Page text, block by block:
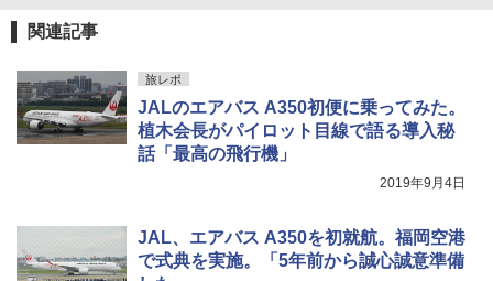
新しい日本地理 地図・統計・移動から読み
解く (講談社現代新書)
￥1,540
ュ(BC仕様) PATC-150B(EB)
￥8,991
Coleman(コールマン) ツーリングドーム/LD
収納 コンパクト 簡単設営 カンガルーテント
ソロキャンプ ソロテント
き
￥6,459
ポインターライト 強力 小型 緑色/赤色/青紫色
可能 安全ロック付き 高安全性 金属製耐久 コ
ンパクト多機能設計 持ち運び便利 アウトド
ア/オフィス/教育現場/展示会用 緑
関連記事
旅レポ
JALのエアバス A350初便に乗ってみた。
植木会長がパイロット目線で語る導入秘
話「最高の飛行機」
2019年9月4日
JAL、エアバス A350を初就航。福岡空港
で式典を実施。「5年前から誠心誠意準備